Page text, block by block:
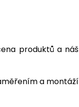
produktů a náš
a montáží